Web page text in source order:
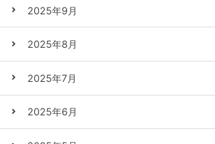
2025年9月
2025年8月
2025年7月
2025年6月